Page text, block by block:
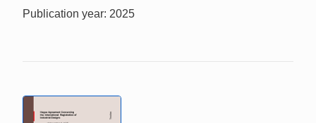
Publication year: 2025